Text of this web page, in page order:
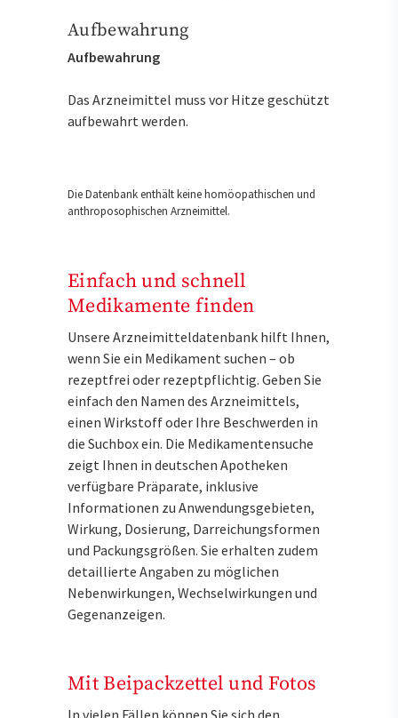
Aufbewahrung
Aufbewahrung
Das Arzneimittel muss vor Hitze geschützt
aufbewahrt werden.
Die Datenbank enthält keine homöopathischen und
anthroposophischen Arzneimittel.
Einfach und schnell
Medikamente finden
Unsere Arzneimitteldatenbank hilft Ihnen,
wenn Sie ein Medikament suchen – ob
rezeptfrei oder rezeptpflichtig. Geben Sie
einfach den Namen des Arzneimittels,
einen Wirkstoff oder Ihre Beschwerden in
die Suchbox ein. Die Medikamentensuche
zeigt Ihnen in deutschen Apotheken
verfügbare Präparate, inklusive
Informationen zu Anwendungsgebieten,
Wirkung, Dosierung, Darreichungsformen
und Packungsgrößen. Sie erhalten zudem
detaillierte Angaben zu möglichen
Nebenwirkungen, Wechselwirkungen und
Gegenanzeigen.
Mit Beipackzettel und Fotos
In vielen Fällen können Sie sich den